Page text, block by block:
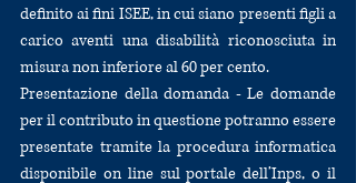
definito ai fini ISEE, in cui siano presenti figli a
carico aventi una disabilità riconosciuta in
misura non inferiore al 60 per cento.
Presentazione della domanda - Le domande
per il contributo in questione potranno essere
presentate tramite la procedura informatica
disponibile on line sul portale dell’Inps, o il